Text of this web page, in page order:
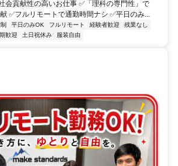
会貢献性の高いお仕事 ✅「理科の専門性」で
✅フルリモートで通勤時間ナシ ✅平日のみ...
平日のみOK フルリモート 経験者歓迎
残業なし
歓迎 土日祝休み 服装自由